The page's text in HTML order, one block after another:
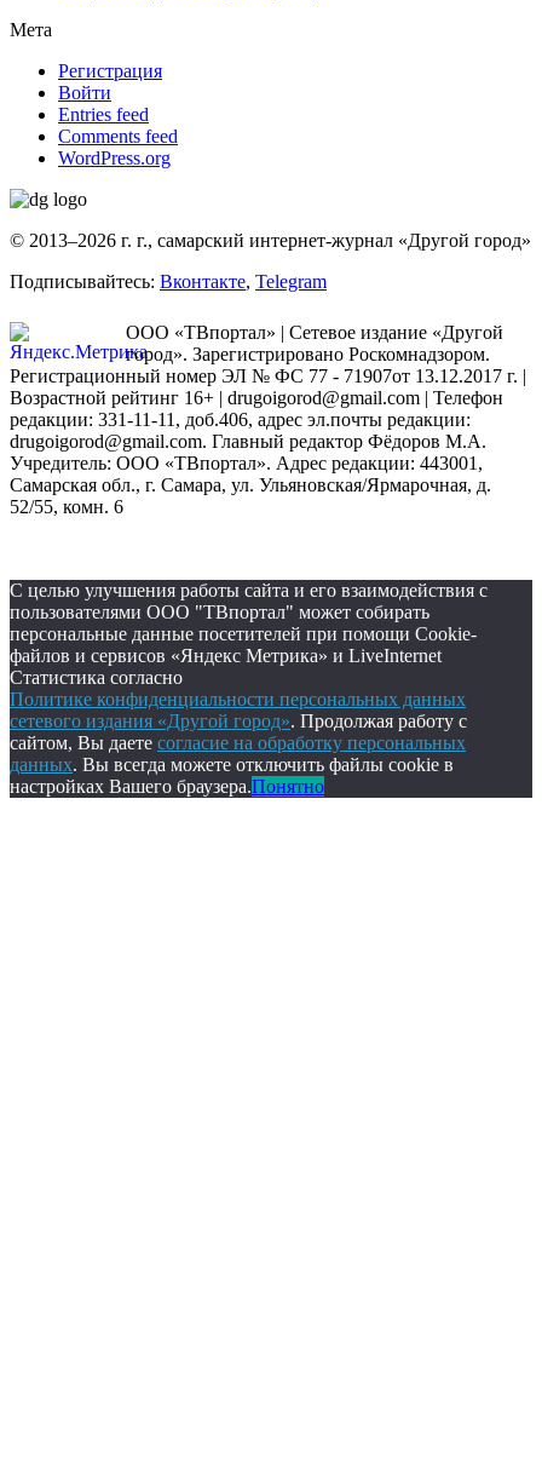
Мета
Регистрация
Войти
Entries feed
Comments feed
WordPress.org
© 2013–2026 г. г., самарский интернет-журнал «Другой город»
Подписывайтесь: Вконтакте, Telegram
ООО «ТВпортал» | Сетевое издание «Другой
город». Зарегистрировано Роскомнадзором.
Регистрационный номер ЭЛ № ФС 77 - 71907от 13.12.2017 г. |
Возрастной рейтинг 16+ | drugoigorod@gmail.com | Телефон
редакции: 331-11-11, доб.406, адрес эл.почты редакции:
drugoigorod@gmail.com. Главный редактор Фёдоров М.А.
Учредитель: ООО «ТВпортал». Адрес редакции: 443001,
Самарская обл., г. Самара, ул. Ульяновская/Ярмарочная, д.
52/55, комн. 6
С целью улучшения работы сайта и его взаимодействия с
пользователями ООО "ТВпортал" может собирать
персональные данные посетителей при помощи Cookie-
файлов и сервисов «Яндекс Метрика» и LiveInternet
Статистика согласно
Политике конфиденциальности персональных данных
сетевого издания «Другой город». Продолжая работу с
сайтом, Вы даете согласие на обработку персональных
данных. Вы всегда можете отключить файлы cookie в
настройках Вашего браузера.Понятно